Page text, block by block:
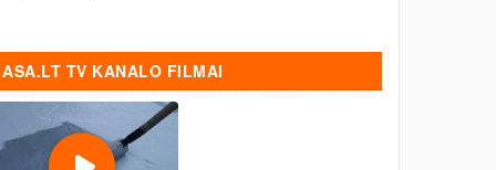
ASA.LT TV KANALO FILMAI